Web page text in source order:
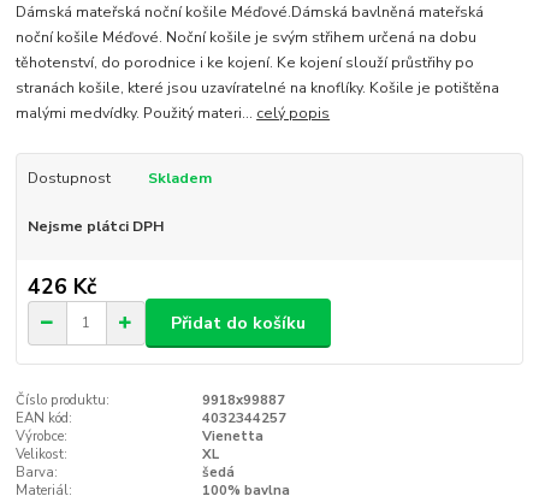
Dámská mateřská noční košile Méďové.Dámská bavlněná mateřská
noční košile Méďové. Noční košile je svým střihem určená na dobu
těhotenství, do porodnice i ke kojení. Ke kojení slouží průstřihy po
stranách košile, které jsou uzavíratelné na knoflíky. Košile je potištěna
malými medvídky. Použitý materi... celý popis
Dostupnost Skladem
Nejsme plátci DPH
426 Kč
Přidat do košíku
Číslo produktu:
9918x99887
EAN kód:
4032344257
Výrobce:
Vienetta
Velikost:
XL
Barva:
šedá
Materiál:
100% bavlna